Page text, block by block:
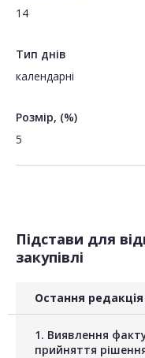
14
Тип днів
календарні
Розмір, (%)
5
Підстави для
закупівлі
Остання редакція
1. Виявлення
прийняття